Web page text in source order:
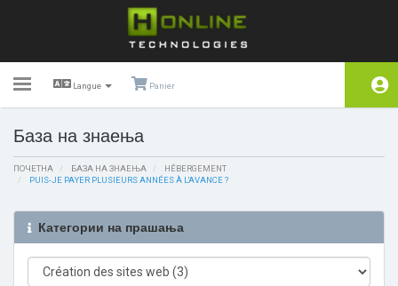
Toggle
Langue Panier
Почетна
Store
База на знаења
Статус на сервери
База на знаења
ПОЧЕТНА БАЗА НА ЗНАЕЊА
HÉBERGEMENT
PUIS-JE PAYER PLUSIEURS ANNÉES À L'AVANCE ?
Категории на прашања